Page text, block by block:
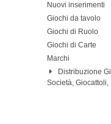
Nuovi inserimenti
Giochi da tavolo
Giochi di Ruolo
Giochi di Carte
Marchi
Distribuzione
Società, Giocattoli,